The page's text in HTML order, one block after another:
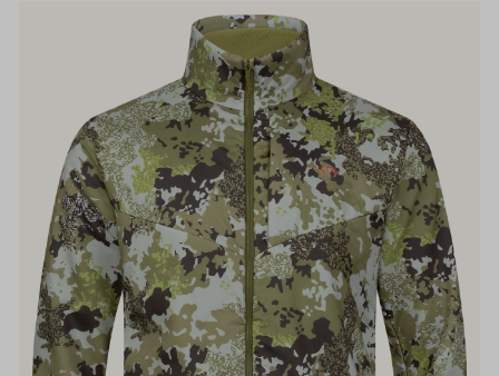
auf die eigenen Bedürfnisse abstimmen und tragen aktiv zum
besseren Treffen bei. Gleichzeitig ist ihre Konstruktion ganzheitlich
auf den Schutz des Gehörs von Jäger und Hund abgestimmt.
Immer, bei jedem Schuss. Dafür sorgt der Blaser
Integralschalldämpfer. Dank gleichmäßig über den gesamten Lauf
verteilter Masse, bietet die R8 Ultimate Silence die erstklassige
Balance und Führigkeit, die jedes R8 Modell auszeichnet. Die ­
Außenkontur von Lauf- und Schalldämpfermantel ist in
stufenlosem Bull-Barrel-Design gestaltet, das ihr sowohl ein
geringes Gewicht als auch ein ausgesprochen attraktives
Gesamtbild verleiht.